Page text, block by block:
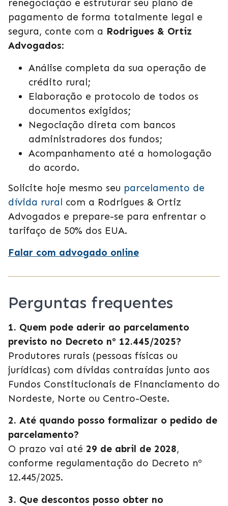
renegociação e estruturar seu plano de
pagamento de forma totalmente legal e
segura, conte com a Rodrigues & Ortiz
Advogados:
Análise completa da sua operação de
crédito rural;
Elaboração e protocolo de todos os
documentos exigidos;
Negociação direta com bancos
administradores dos fundos;
Acompanhamento até a homologação
do acordo.
Solicite hoje mesmo seu parcelamento de
dívida rural com a Rodrigues & Ortiz
Advogados e prepare-se para enfrentar o
tarifaço de 50% dos EUA.
Falar com advogado online
Perguntas frequentes
1. Quem pode aderir ao parcelamento
previsto no Decreto nº 12.445/2025?
Produtores rurais (pessoas físicas ou
jurídicas) com dívidas contraídas junto aos
Fundos Constitucionais de Financiamento do
Nordeste, Norte ou Centro-Oeste.
2. Até quando posso formalizar o pedido de
parcelamento?
O prazo vai até 29 de abril de 2028,
conforme regulamentação do Decreto nº
12.445/2025.
3. Que descontos posso obter no